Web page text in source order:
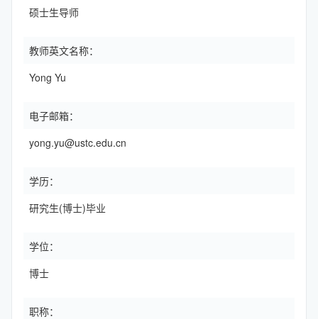
硕士生导师
教师英文名称：
Yong Yu
电子邮箱：
yong.yu@ustc.edu.cn
学历：
研究生(博士)毕业
学位：
博士
职称：